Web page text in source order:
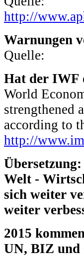
http://
Warnungen
Quelle:
Hat der IWF
World
strengthened
according to
http://
Übersetzung:
Welt -
sich weiter
weiter
2015
UN, BIZ und